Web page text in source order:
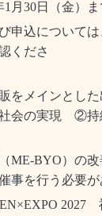
1 月 30日（金）
申込については
くださ
メインとした
会の実現 ②持
ME-BYO）の
事を行う必要が
2027